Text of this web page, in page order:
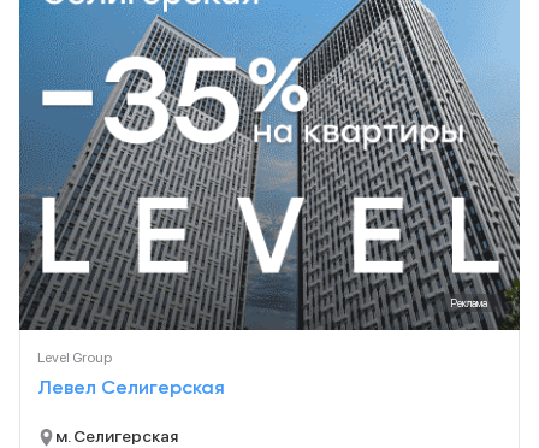
Реклама
Level Group
Левел Селигерская
м. Селигерская